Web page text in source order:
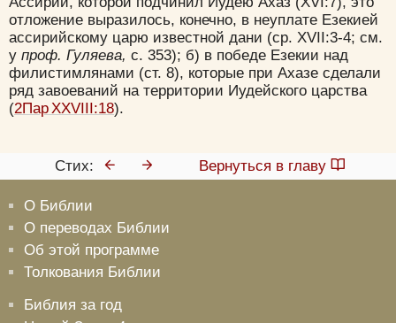
отложение выразилось, конечно, в неуплате Езекией
ассирийскому царю известной дани (ср. XVII:3-4; см.
у проф. Гуляева, с. 353); б) в победе Езекии над
филистимлянами (ст. 8), которые при Ахазе сделали
ряд завоеваний на территории Иудейского царства
(2Пар XXVIII:18).
Стих: Вернуться в главу
О Библии
О переводах Библии
Об этой программе
Толкования Библии
Библия за год